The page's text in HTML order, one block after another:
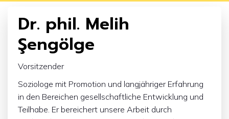
Dr. phil. Melih
Şengölge
Vorsitzender
Soziologe mit Promotion und langjähriger Erfahrung
in den Bereichen gesellschaftliche Entwicklung und
Teilhabe. Er bereichert unsere Arbeit durch